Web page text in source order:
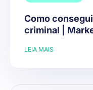
Como
criminal |
LEIA MAIS